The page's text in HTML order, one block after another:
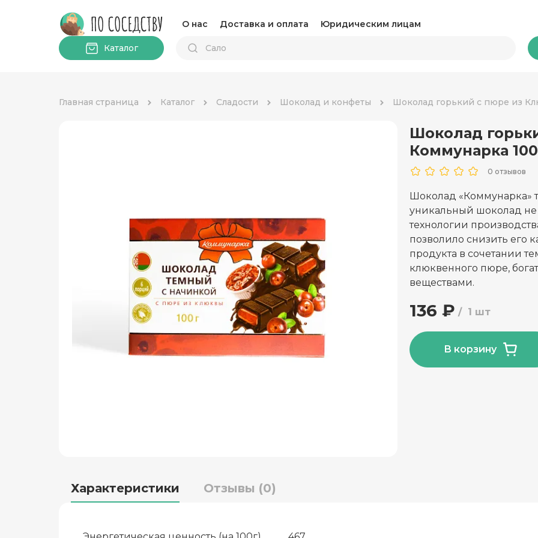
О нас Доставка и оплата Юридическим лицам
Каталог
Главная страница Каталог Сладости Шоколад и конфеты Шоколад горький с пюре из
Шоколад
Коммунарка
0 отзывов
Шоколад «Коммунарка»
уникальный шоколад
технологии
позволило снизить его
продукта в сочетании
клюквенного пюре,
веществами.
1 шт
136 ₽
В корзину
Характеристики Отзывы (0)
Бакалея
Какао и горячий шоколад
Соль, сахар и специи
Сухари и снеки